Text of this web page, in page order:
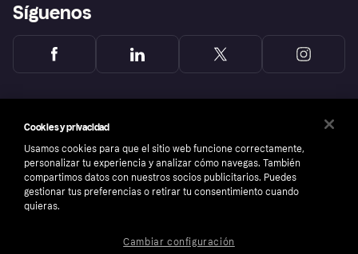
Síguenos
Cookies y privacidad
Usamos cookies para que el sitio web funcione correctamente,
personalizar tu experiencia y analizar cómo navegas. También
compartimos datos con nuestros socios publicitarios. Puedes
gestionar tus preferencias o retirar tu consentimiento cuando
quieras.
Cambiar configuración